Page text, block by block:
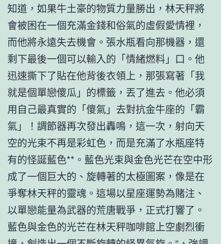
知道，如果牛土豪的物質力量勝出，林天秤將
會被困在一個充滿金錢和俗氣的虛假愛情裡，
而他將永遠失去機會。張水瓶看向那機器，還
剩下最後一個可以輸入的「情緒燃料」口。他
迅速撕下了貼在他背後衣領上，那張寫著「我
就是個單戀傻瓜」的標籤，丟了進去。他必須
用自己最真實的「傻氣」去對抗金牛座的「霸
氣」！調節器再次發出轟鳴，這一次，射向天
空的光束不再是彩虹色，而是充滿了水瓶座特
有的怪誕藍色**。藍色光束與金色光芒在空中形
成了一個巨大的、旋轉著的太極圖案，像是在
爭奪林天秤的靈魂。這場以星座運勢為賭注、
以單戀能量為武器的荒唐戰爭，正式打響了。
藍色與金色的光芒在林天秤咖啡館上空劇烈衝